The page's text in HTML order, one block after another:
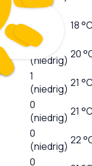
(mäßig)
18
2
(niedrig) 20
1
(niedrig) 21
0
(niedrig) 21
0
(niedrig) 22
0